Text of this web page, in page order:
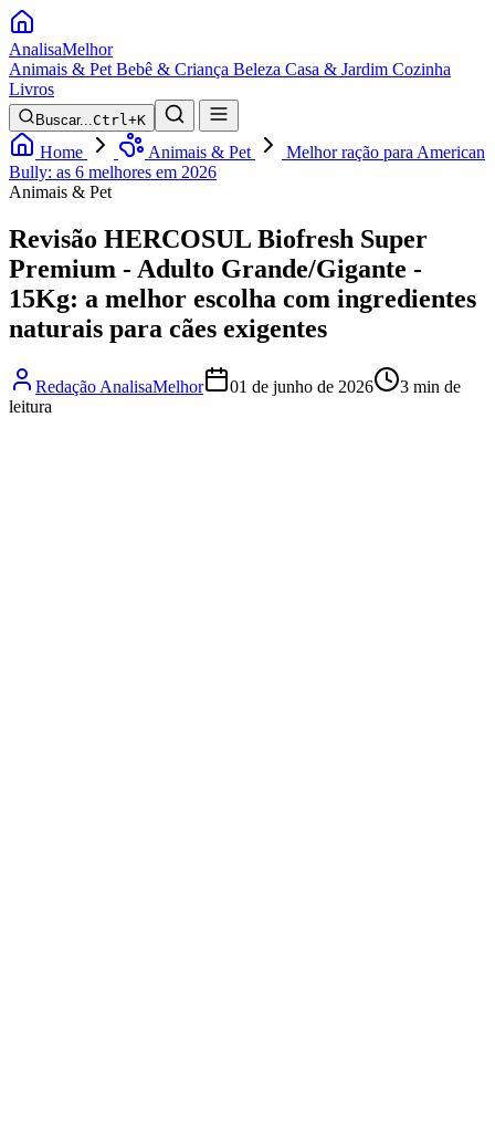
AnalisaMelhor
Animais & Pet Bebê & Criança Beleza Casa & Jardim Cozinha
Livros
Buscar...Ctrl+K
Home Animais & Pet
Melhor ração para American
Bully: as 6 melhores em 2026
Animais & Pet
Revisão HERCOSUL Biofresh Super
Premium - Adulto Grande/Gigante -
15Kg: a melhor escolha com ingredientes
naturais para cães exigentes
Redação AnalisaMelhor 01 de junho de 2026
3 min de
leitura